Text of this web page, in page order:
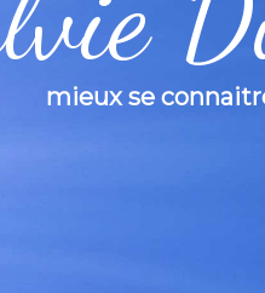
mieux se